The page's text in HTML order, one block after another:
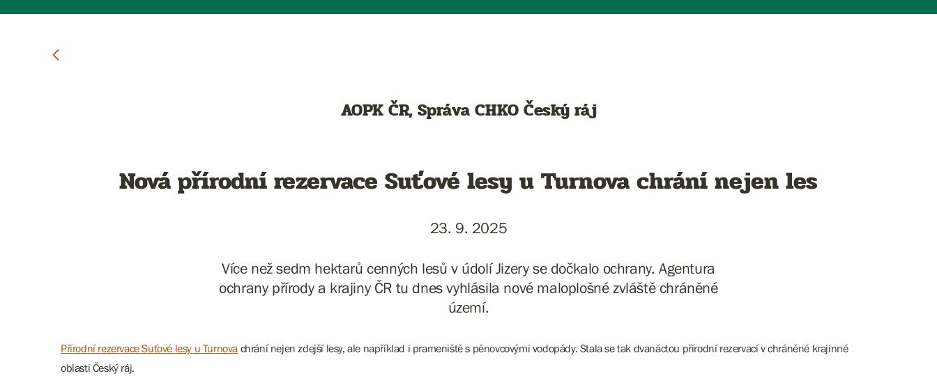
AOPK ČR, Správa CHKO Český ráj
Nová přírodní rezervace Suťové lesy u Turnova chrání nejen les
23. 9. 2025
Více než sedm hektarů cenných lesů v údolí Jizery se dočkalo ochrany. Agentura
ochrany přírody a krajiny ČR tu dnes vyhlásila nové maloplošné zvláště chráněné
území.
Přírodní rezervace Suťové lesy u Turnova chrání nejen zdejší lesy, ale například i prameniště s pěnovcovými vodopády. Stala se tak dvanáctou přírodní rezervací v chráněné krajinné
oblasti Český ráj.